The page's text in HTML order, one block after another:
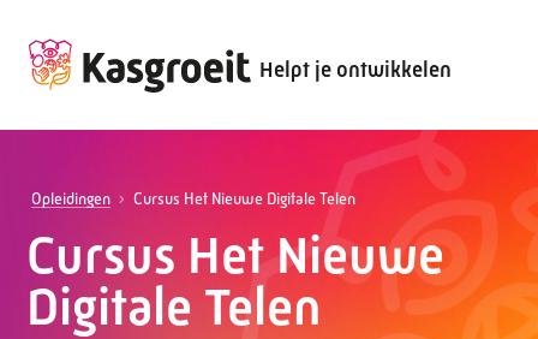
Helpt je ontwikkelen
Opleidingen Cursus Het Nieuwe Digitale Telen
Cursus Het Nieuwe
Digitale Telen